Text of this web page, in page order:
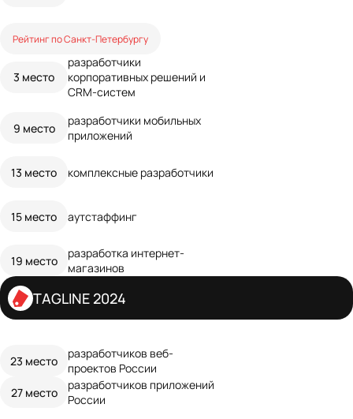
TAGLINE 2024
23 место
разработчиков веб-
проектов России
27 место
разработчиков приложений
России
Рейтинг по Санкт-Петербургу
3 место
разработчики
корпоративных решений и
CRM-систем
9 место
разработчики мобильных
приложений
13 место комплексные разработчики
15 место аутстаффинг
19 место
разработка интернет-
магазинов